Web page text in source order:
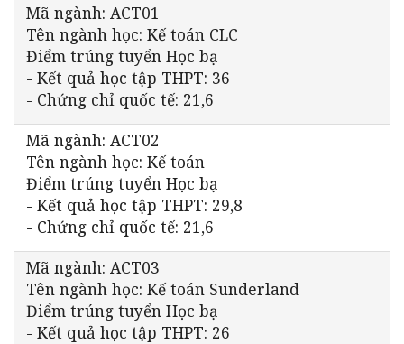
Mã ngành: ACT01
Tên ngành học: Kế toán CLC
Điểm trúng tuyển Học bạ
- Kết quả học tập THPT: 36
- Chứng chỉ quốc tế: 21,6
Mã ngành: ACT02
Tên ngành học: Kế toán
Điểm trúng tuyển Học bạ
- Kết quả học tập THPT: 29,8
- Chứng chỉ quốc tế: 21,6
Mã ngành: ACT03
Tên ngành học: Kế toán Sunderland
Điểm trúng tuyển Học bạ
- Kết quả học tập THPT: 26